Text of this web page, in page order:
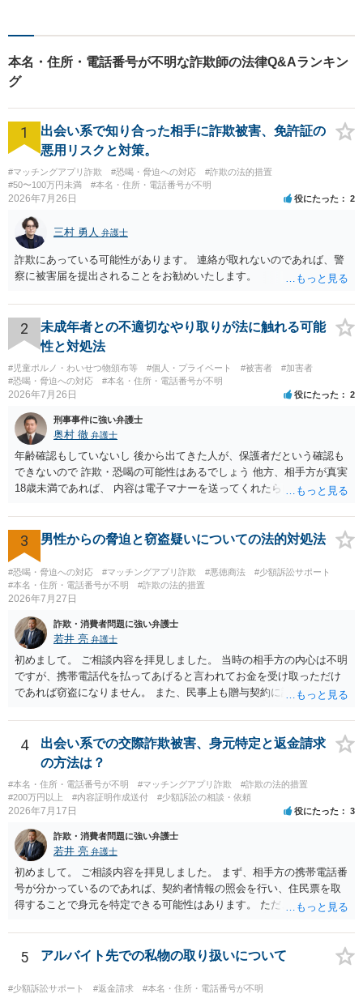
らの一歩を一緒に見つけてい
域密着型】
本名・住所・電話番号が不明な詐欺師の法律Q&Aランキン
グ
1
出会い系で知り合った相手に詐欺被害、免許証の
悪用リスクと対策。
#マッチングアプリ詐欺 #恐喝・脅迫への対応
#詐欺の法的措置
#50〜100万円未満
#本名・住所・電話番号が不明
2026年7月26日 役にたった 2
三村 勇人 弁護士
詐欺にあっている可能性があります。 連絡が取れないのであれば、警
察に被害届を提出されることをお勧めいたします。
2
未成年者との不適切なやり取りが法に触れる可能
性と対処法
#児童ポルノ・わいせつ物頒布等 #個人・プライベート #被害者
#加害者
#恐喝・脅迫への対応
#本名・住所・電話番号が不明
2026年7月26日 役にたった 2
刑事事件に強い弁護士
奥村 徹 弁護士
年齢確認もしていないし 後から出てきた人が、保護者だという確認も
できないので 詐欺・恐喝の可能性はあるでしょう 他方、相手方が真実
18歳未満であれば、 内容は電子マナーを送ってくれたら自慰行為など
画の尺は10分ほど、服を着たままで胸を触って欲しい、などの要望を
して、要求された金額(1000円程度)の電子マネーを送信してしまいま
した。 そこから、撮影するまで暇なので顔の雰囲気の写真を交換して
欲しい、住んでいる都道府県と区を教えてと言われたので教えたりと
言ったやり取りをしていました。 というやりとりは、青少年条例違反
（わいせつ行為）の疑いがあります。18歳未満と知らなくても処罰可
能です。
3 男性からの脅迫と窃盗疑いについての法的対処法
#恐喝・脅迫への対応 #マッチングアプリ詐欺 #悪徳商法
#少額訴訟サポート
#本名・住所・電話番号が不明
#詐欺の法的措置
2026年7月27日
詐欺・消費者問題に強い弁護士
若井 亮 弁護士
初めまして。 ご相談内容を拝見しました。 当時の相手方の内心は不明
ですが、携帯電話代を払ってあげると言われてお金を受け取っただけ
であれば窃盗になりません。 また、民事上も贈与契約に該当すると思
ず、可能であればブロックをするようにしてください。 ご不安であれ
ば、最寄りの警察署に相談をしても良いかもしれません。 以上、ご参
考になれば幸いです。
4
出会い系での交際詐欺被害、身元特定と返金請求
の方法は？
#本名・住所・電話番号が不明 #マッチングアプリ詐欺
#詐欺の法的措置
#200万円以上
#内容証明作成送付 #少額訴訟の相談・依頼
2026年7月17日 役にたった 3
詐欺・消費者問題に強い弁護士
若井 亮 弁護士
初めまして。 ご相談内容を拝見しました。 まず、相手方の携帯電話番
号が分かっているのであれば、契約者情報の照会を行い、住民票を取
得することで身元を特定できる可能性はあります。 ただ、他人名義の
ろです。 LINEについても、詐欺の事案であれば照会できる可能性はあ
りますが、携帯電話の番号を経由する方法より難しくなります。 身元
を特定した後は、返金の理屈があるかどうかを確認していきます。 基
本的に贈与に該当する場合には返金請求ができません。 詐欺を含め、
5 アルバイト先での私物の取り扱いについて
#少額訴訟サポート #返金請求 #本名・住所・電話番号が不明